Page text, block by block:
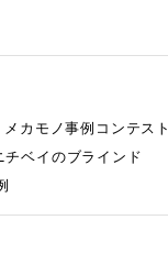
メカモノ事例コンテスト
ベイのブラインド